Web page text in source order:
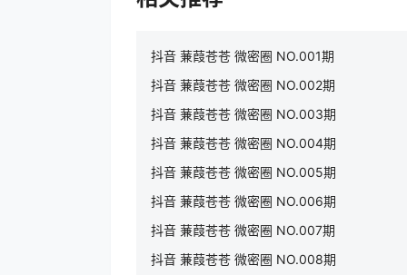
抖音 蒹葭苍苍 微密圈 NO.001期
抖音 蒹葭苍苍 微密圈 NO.002期
抖音 蒹葭苍苍 微密圈 NO.003期
抖音 蒹葭苍苍 微密圈 NO.004期
抖音 蒹葭苍苍 微密圈 NO.005期
抖音 蒹葭苍苍 微密圈 NO.006期
抖音 蒹葭苍苍 微密圈 NO.007期
抖音 蒹葭苍苍 微密圈 NO.008期